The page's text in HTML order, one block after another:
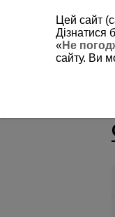
Цей сайт
Дізнатися
«Не
сайту. Ви